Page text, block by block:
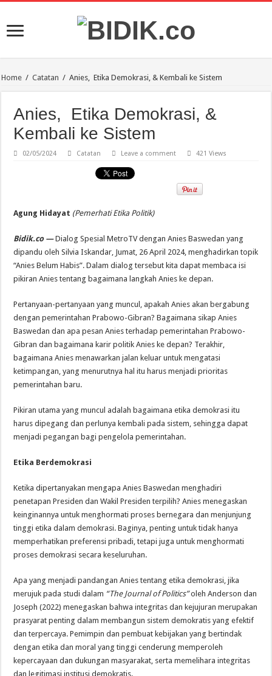
Home / Catatan / Anies, Etika Demokrasi, & Kembali ke Sistem
Anies, Etika Demokrasi, &
Kembali ke Sistem
02/05/2024 Catatan Leave a comment 421 Views
Agung Hidayat (Pemerhati Etika Politik)
Bidik.co —Dialog Spesial MetroTV dengan Anies Baswedan yang
dipandu oleh Silvia Iskandar, Jumat, 26 April 2024, menghadirkan topik
“Anies Belum Habis”. Dalam dialog tersebut kita dapat membaca isi
pikiran Anies tentang bagaimana langkah Anies ke depan.
Pertanyaan-pertanyaan yang muncul, apakah Anies akan bergabung
dengan pemerintahan Prabowo-Gibran? Bagaimana sikap Anies
Baswedan dan apa pesan Anies terhadap pemerintahan Prabowo-
Gibran dan bagaimana karir politik Anies ke depan? Terakhir,
bagaimana Anies menawarkan jalan keluar untuk mengatasi
ketimpangan, yang menurutnya hal itu harus menjadi prioritas
pemerintahan baru.
Pikiran utama yang muncul adalah bagaimana etika demokrasi itu
harus dipegang dan perlunya kembali pada sistem, sehingga dapat
menjadi pegangan bagi pengelola pemerintahan.
Etika Berdemokrasi
Ketika dipertanyakan mengapa Anies Baswedan menghadiri
penetapan Presiden dan Wakil Presiden terpilih? Anies menegaskan
keinginannya untuk menghormati proses bernegara dan menjunjung
tinggi etika dalam demokrasi. Baginya, penting untuk tidak hanya
memperhatikan preferensi pribadi, tetapi juga untuk menghormati
proses demokrasi secara keseluruhan.
Apa yang menjadi pandangan Anies tentang etika demokrasi, jika
merujuk pada studi dalam “The Journal of Politics”oleh Anderson dan
Joseph (2022) menegaskan bahwa integritas dan kejujuran merupakan
prasyarat penting dalam membangun sistem demokratis yang efektif
dan terpercaya. Pemimpin dan pembuat kebijakan yang bertindak
dengan etika dan moral yang tinggi cenderung memperoleh
kepercayaan dan dukungan masyarakat, serta memelihara integritas
dan legitimasi institusi demokratis.